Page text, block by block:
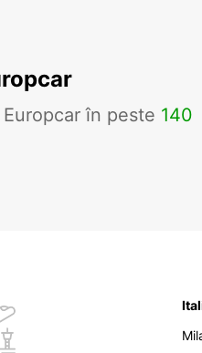
în peste 140